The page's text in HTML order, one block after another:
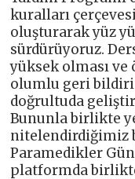
kuralları
oluşturarak yüz
sürdürüyoruz.
yüksek olması ve
olumlu geri
doğrultuda
Bununla birlikte
nitelendirdiğimiz
Paramedikler
platformda